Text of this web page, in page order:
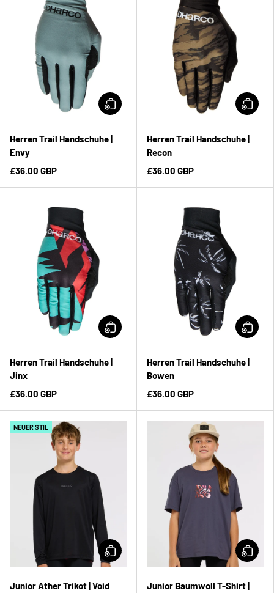
Herren Trail Handschuhe |
Envy
£36.00 GBP
Herren Trail Handschuhe |
Recon
£36.00 GBP
Herren Trail Handschuhe |
Jinx
£36.00 GBP
Herren Trail Handschuhe |
Bowen
£36.00 GBP
NEUER STIL
Junior Ather Trikot | Void
Junior Baumwoll T-Shirt |